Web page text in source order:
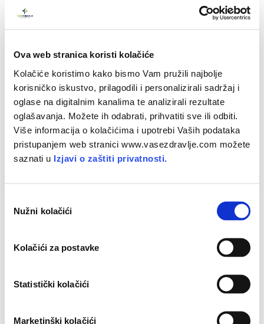
Ova web stranica koristi kolačiće
Kolačiće koristimo kako bismo Vam pružili najbolje
korisničko iskustvo, prilagodili i personalizirali sadržaj i
oglase na digitalnim kanalima te analizirali rezultate
oglašavanja. Možete ih odabrati, prihvatiti sve ili odbiti.
Više informacija o kolačićima i upotrebi Vaših podataka
pristupanjem web stranici www.vasezdravlje.com možete
saznati u Izjavi o zaštiti privatnosti.
Nužni kolačići
Kolačići za postavke
Statistički kolačići
Marketinški kolačići
PODIJELITE NA MREŽI
S druge strane, drijemanje koje traje dulje od 90 minuta
uzrokovati kognitivne probleme.
Izvor: discovermagazine.com
Izvor fotografije: Adobe Stock
Datum objave članka:19. 5. 2026.